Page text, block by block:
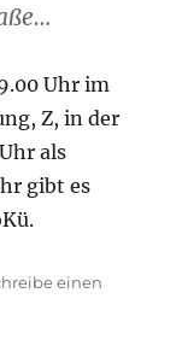
Uhr im
Z, in der
als
gibt es
einen